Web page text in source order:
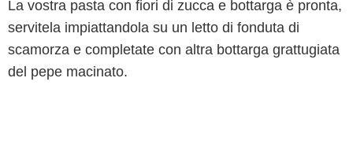
La vostra pasta con fiori di zucca e bottarga è pronta,
servitela impiattandola su un letto di fonduta di
scamorza e completate con altra bottarga grattugiata
del pepe macinato.